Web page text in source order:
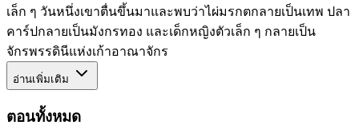
เล็ก ๆ วันหนึ่งเขาตื่นขึ้นมาและพบว่าไผ่มรกตกลายเป็นเทพ ปลา
คาร์ปกลายเป็นมังกรทอง และเด็กหญิงตัวเล็ก ๆ กลายเป็น
จักรพรรดินีแห่งเก้าอาณาจักร
อ่านเพิ่มเติม
ตอนทั้งหมด